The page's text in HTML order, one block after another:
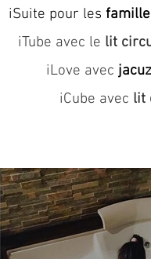
iSuite pour les
iTube avec le lit
iLove avec
iCube avec lit